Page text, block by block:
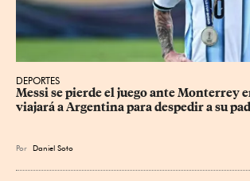
DEPORTES
Messi se pierde el juego ante Monterrey
viajará a Argentina para despedir a su
Por Daniel Soto